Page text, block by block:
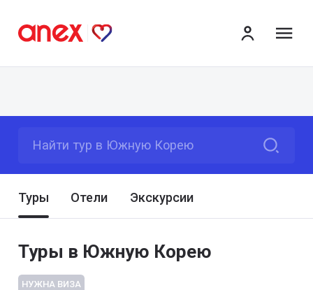
Найти тур в Южную Корею
Туры Отели Экскурсии
Туры в Южную Корею
НУЖНА ВИЗА